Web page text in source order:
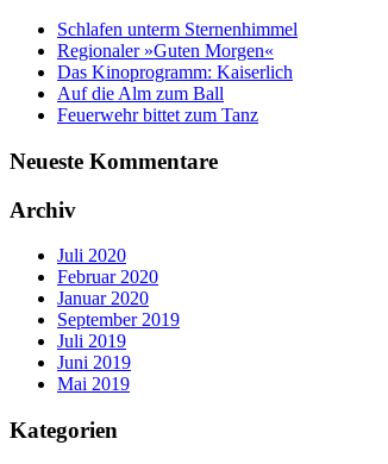
Schlafen unterm Sternenhimmel
Regionaler »Guten Morgen«
Das Kinoprogramm: Kaiserlich
Auf die Alm zum Ball
Feuerwehr bittet zum Tanz
Neueste Kommentare
Archiv
Juli 2020
Februar 2020
Januar 2020
September 2019
Juli 2019
Juni 2019
Mai 2019
Kategorien